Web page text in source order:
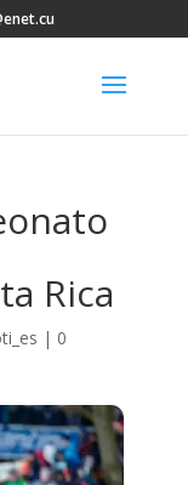
Rica
| 0